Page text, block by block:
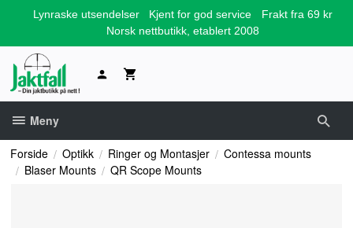
Lynraske utsendelser Kjent for god service
Frakt fra 69 kr
Norsk nettbutikk, etablert 2008
Meny
Forside Optikk Ringer og Montasjer
Contessa mounts
Blaser Mounts
QR Scope Mounts